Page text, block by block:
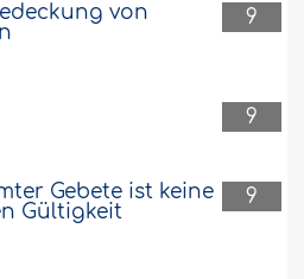
9
von
9
9
Gebete ist keine
Gültigkeit